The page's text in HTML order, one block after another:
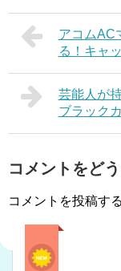
アコムAC
る！キャ
芸能人が
ブラック
コメントをど
コメントを投稿す